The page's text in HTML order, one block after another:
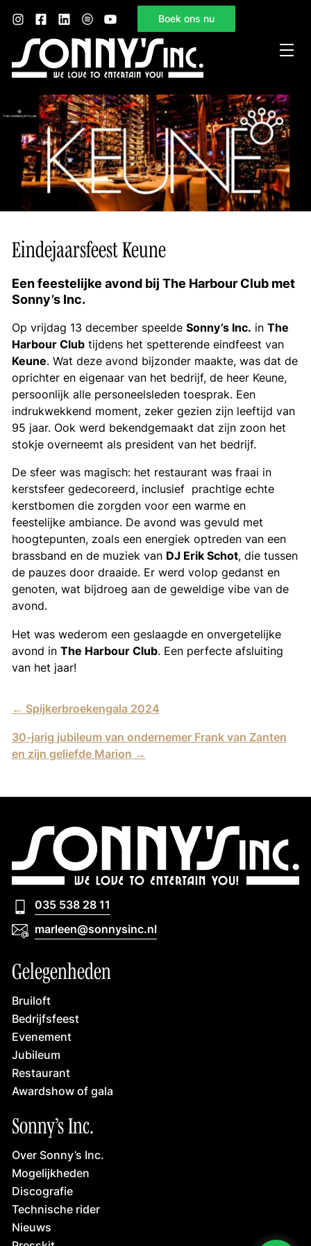
Boek ons nu
Home
Sonny’s Inc.
Mogelijkheden
Gelegenheden
Nieuws
Contact
Eindejaarsfeest Keune
Een feestelijke avond bij The Harbour Club met
Sonny’s Inc.
Op vrijdag 13 december speelde Sonny’s Inc. in The
Harbour Clubtijdens het spetterende eindfeest van
Keune. Wat deze avond bijzonder maakte, was dat de
oprichter en eigenaar van het bedrijf, de heer Keune,
persoonlijk alle personeelsleden toesprak. Een
indrukwekkend moment, zeker gezien zijn leeftijd van
95 jaar. Ook werd bekendgemaakt dat zijn zoon het
stokje overneemt als president van het bedrijf.
De sfeer was magisch: het restaurant was fraai in
kerstsfeer gedecoreerd, inclusief prachtige echte
kerstbomen die zorgden voor een warme en
feestelijke ambiance. De avond was gevuld met
hoogtepunten, zoals een energiek optreden van een
brassband en de muziek van DJ Erik Schot, die tussen
de pauzes door draaide. Er werd volop gedanst en
genoten, wat bijdroeg aan de geweldige vibe van de
avond.
Het was wederom een geslaagde en onvergetelijke
avond in The Harbour Club. Een perfecte afsluiting
van het jaar!
← Spijkerbroekengala 2024
30-jarig jubileum van ondernemer Frank van Zanten
en zijn geliefde Marion →
035 538 28 11
035 538 28 11
marleen@sonnysinc.nl
Gelegenheden
Bruiloft
Bedrijfsfeest
Evenement
Jubileum
Restaurant
Awardshow of gala
Sonny’s Inc.
Over Sonny’s Inc.
Mogelijkheden
Discografie
Technische rider
Nieuws